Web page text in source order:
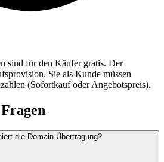
sind für den Käufer gratis. Der
Sie als Kunde müssen
(Sofortkauf oder Angebotspreis).
die Domain Übertragung?